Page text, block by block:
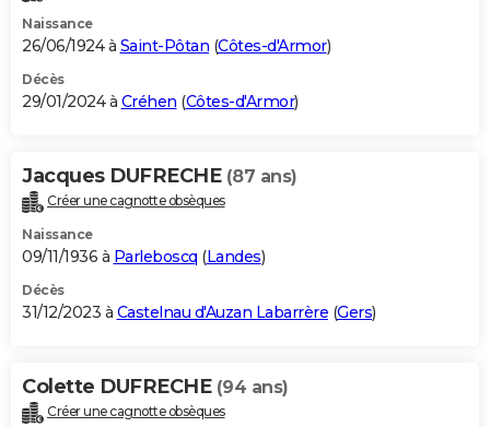
Naissance
26/06/1924 à Saint-Pôtan (Côtes-d'Armor)
Décès
29/01/2024 à Créhen (Côtes-d'Armor)
Jacques DUFRECHE (87 ans)
Créer une cagnotte obsèques
Naissance
09/11/1936 à Parleboscq (Landes)
Décès
31/12/2023 à Castelnau d'Auzan Labarrère (Gers)
Colette DUFRECHE (94 ans)
Créer une cagnotte obsèques